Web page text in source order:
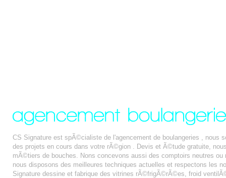
CS Signature est spÃ©cialiste de l'agencement de boulangeries ,
des projets en cours dans votre rÃ©gion . Devis et Ã©tude gratuite,
mÃ©tiers de bouches. Nons concevons aussi des comptoirs neutres
nous disposons des meilleures techniques actuelles et respectons les
Signature dessine et fabrique des vitrines rÃ©frigÃ©rÃ©es, froid